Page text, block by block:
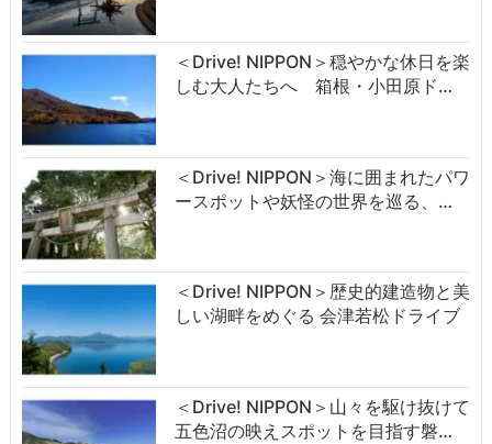
＜Drive! NIPPON＞穏やかな休日を楽
しむ大人たちへ 箱根・小田原ド…
＜Drive! NIPPON＞海に囲まれたパワ
ースポットや妖怪の世界を巡る、…
＜Drive! NIPPON＞歴史的建造物と美
しい湖畔をめぐる 会津若松ドライブ
＜Drive! NIPPON＞山々を駆け抜けて
五色沼の映えスポットを目指す磐…